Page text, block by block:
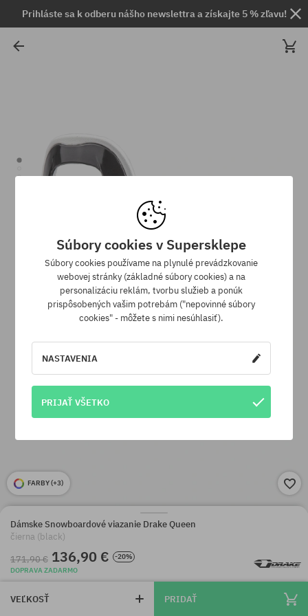
Prihláste sa k odberu nášho newslettra a získajte 5 % zľavu!
FARBY (+3)
Dámske Snowboardové viazanie Drake Queen
čierna (black)
171,90 € 136,90 €
-20%
DOPRAVA ZADARMO
VEĽKOSŤ PRIDAŤ
Súbory cookies v Supersklepe
Súbory cookies používame na plynulé prevádzkovanie
webovej stránky (základné súbory cookies) a na
personalizáciu reklám, tvorbu služieb a ponúk
prispôsobených vašim potrebám ("nepovinné súbory
cookies" - môžete s nimi nesúhlasiť).
NASTAVENIA
PRIJAŤ VŠETKO